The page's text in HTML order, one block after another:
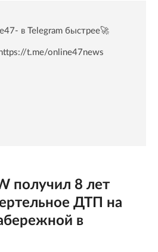
в Telegram быстрее🚀
https://t.me/online47news
получил 8 лет
ДТП на
в